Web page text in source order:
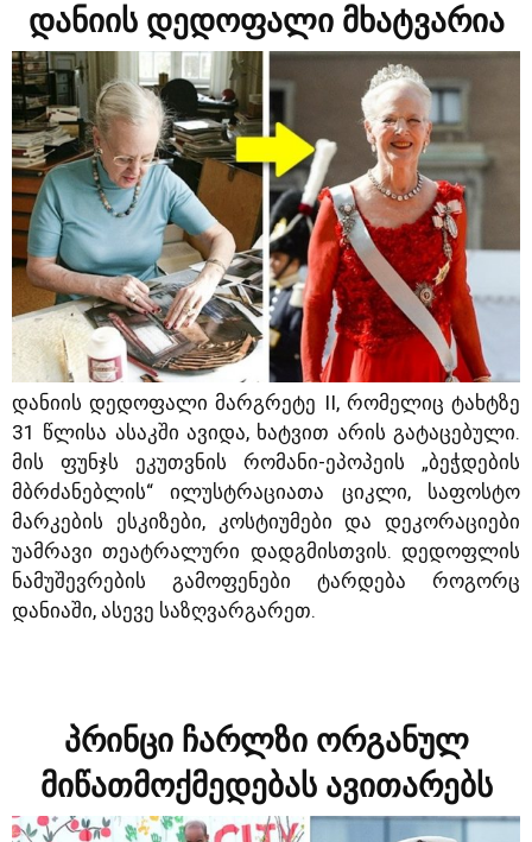
დანიის დედოფალი მხატვარია
დანიის დედოფალი მარგრეტე II, რომელიც ტახტზე
31 წლისა ასაკში ავიდა, ხატვით არის გატაცებული.
მის ფუნჯს ეკუთვნის რომანი-ეპოპეის „ბეჭდების
მბრძანებლის“ ილუსტრაციათა ციკლი, საფოსტო
მარკების ესკიზები, კოსტიუმები და დეკორაციები
უამრავი თეატრალური დადგმისთვის. დედოფლის
ნამუშევრების გამოფენები ტარდება როგორც
დანიაში, ასევე საზღვარგარეთ.
პრინცი ჩარლზი ორგანულ
მიწათმოქმედებას ავითარებს